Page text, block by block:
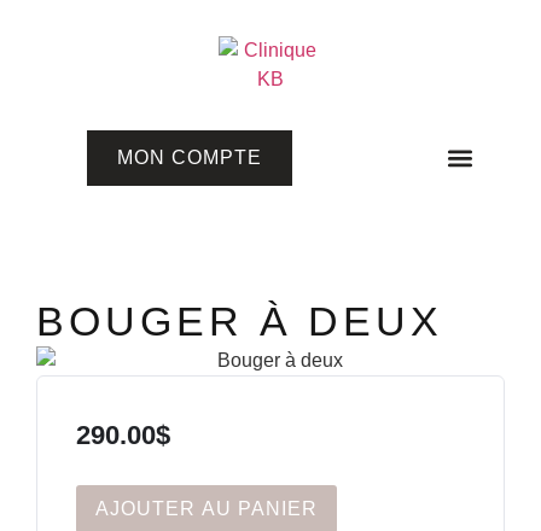
MON COMPTE
BOUGER À DEUX
290.00$
AJOUTER AU PANIER